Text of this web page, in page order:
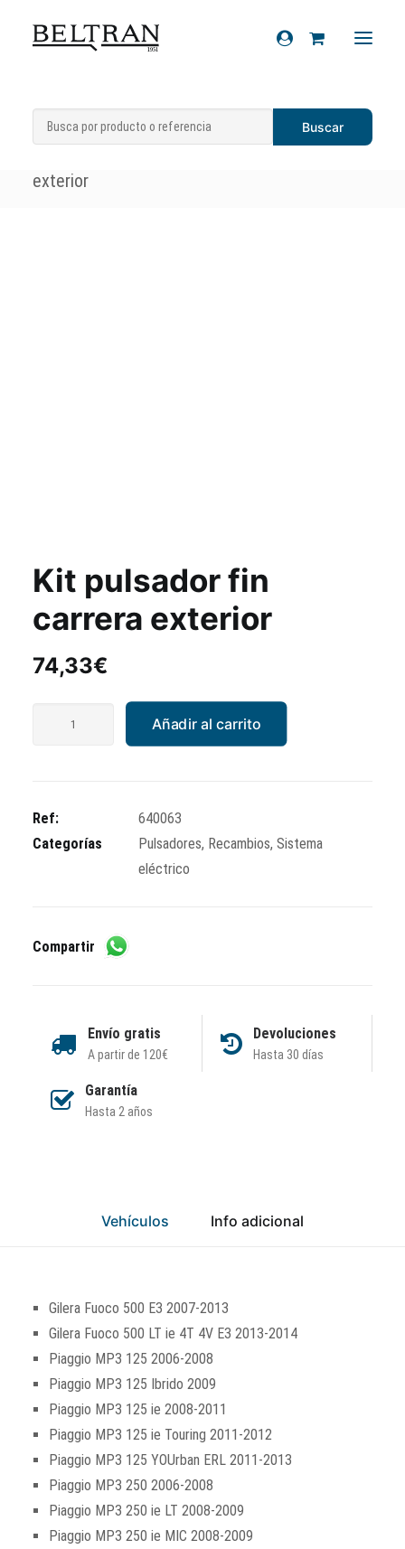
Recambios
Cascos
Inicio Recambios » Sistema eléctrico
»
Pulsadores»Kit pulsador fin carrera
exterior
Kit pulsador fin
carrera exterior
74,33€
exterior
cantidad
Añadir al carrito
Ref:
640063
Categorías
Pulsadores, Recambios, Sistema
eléctrico
Compartir
Envío gratis
A partir de 120€
Devoluciones
Hasta 30 días
Garantía
Hasta 2 años
Vehículos Info adicional
Gilera Fuoco 500 E3 2007-2013
Gilera Fuoco 500 LT ie 4T 4V E3 2013-2014
Piaggio MP3 125 2006-2008
Piaggio MP3 125 Ibrido 2009
Piaggio MP3 125 ie 2008-2011
Piaggio MP3 125 ie Touring 2011-2012
Piaggio MP3 125 YOUrban ERL 2011-2013
Piaggio MP3 250 2006-2008
Piaggio MP3 250 ie LT 2008-2009
Piaggio MP3 250 ie MIC 2008-2009